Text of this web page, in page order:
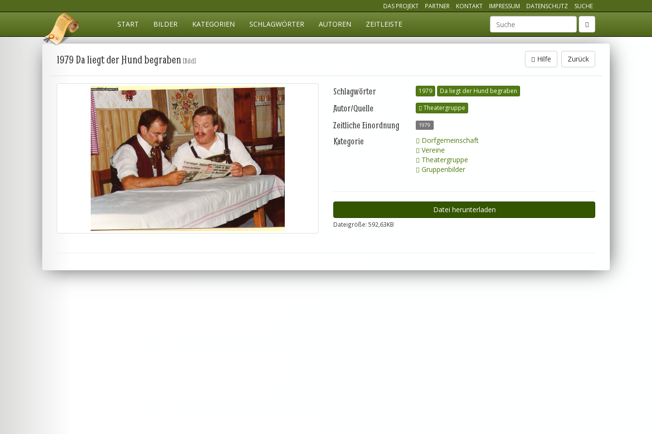
DAS PROJEKT PARTNER KONTAKT IMPRESSUM DATENSCHUTZ SUCHE
START BILDER KATEGORIEN SCHLAGWÖRTER AUTOREN ZEITLEISTE Suchbegriff
Zurück
Hilfe
1979 Da liegt der Hund begraben [Bild]
Schlagwörter 1979 Da liegt der Hund begraben
Autor/Quelle Theatergruppe
Zeitliche Einordnung 1979
Kategorie
Dorfgemeinschaft
Vereine
Theatergruppe
Gruppenbilder
Datei herunterladen
Dateigröße: 592,63KB